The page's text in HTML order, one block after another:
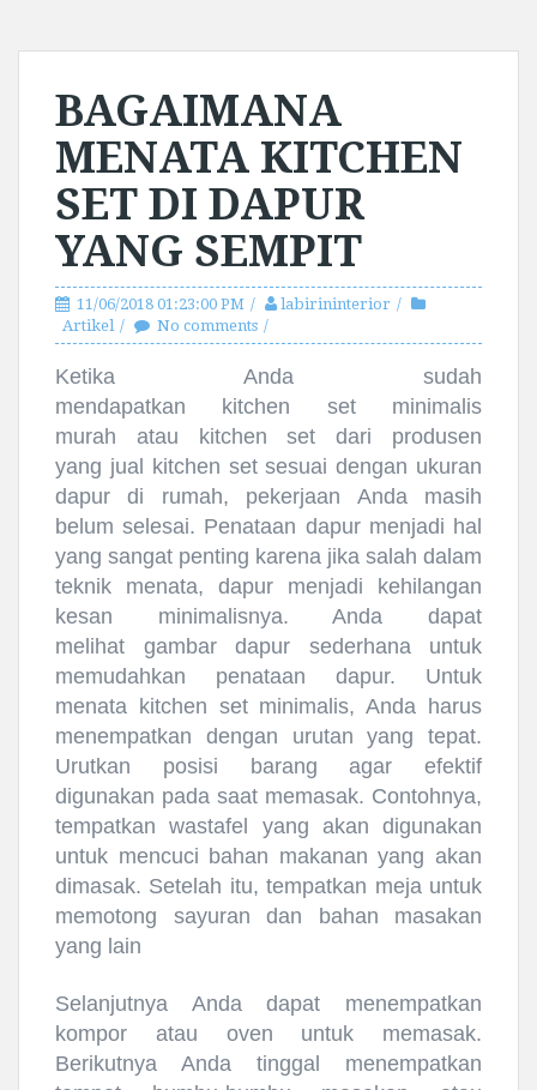
BAGAIMANA
MENATA KITCHEN
SET DI DAPUR
YANG SEMPIT
11/06/2018 01:23:00 PM
labirininterior
Artikel
No comments
Ketika Anda sudah
mendapatkan kitchen setminimalis
murah atau
kitchen set dari produsen
yang jual
kitchen setsesuai dengan ukuran
dapur di rumah, pekerjaan Anda masih
belum selesai. Penataan dapur menjadi hal
yang sangat penting karena jika salah dalam
teknik menata, dapur menjadi kehilangan
kesan minimalisnya. Anda dapat
melihat gambar dapur sederhana untuk
memudahkan penataan dapur. Untuk
menata kitchen setminimalis, Anda harus
menempatkan dengan urutan yang tepat.
Urutkan posisi barang agar efektif
digunakan pada saat memasak. Contohnya,
tempatkan wastafel yang akan digunakan
untuk mencuci bahan makanan yang akan
dimasak. Setelah itu, tempatkan meja untuk
memotong sayuran dan bahan masakan
yang lain
Selanjutnya Anda dapat menempatkan
kompor atau oven untuk memasak.
Berikutnya Anda tinggal menempatkan